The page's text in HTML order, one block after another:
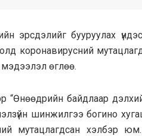
эрсдэлийг бууруулах
коронавирусний
мэдээлэл өглөө.
“Өнөөдрийн байдлаар
шинжилгээ богино
мутацлагдсан хэлбэр